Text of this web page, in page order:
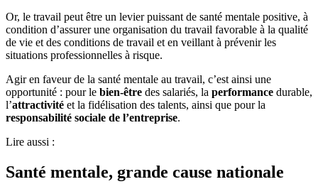
Or, le travail peut être un levier puissant de santé mentale positive, à
condition d’assurer une organisation du travail favorable à la qualité
de vie et des conditions de travail et en veillant à prévenir les
situations professionnelles à risque.
Agir en faveur de la santé mentale au travail, c’est ainsi une
opportunité : pour le bien-être des salariés, la performance durable,
l’attractivité et la fidélisation des talents, ainsi que pour la
responsabilité sociale de l’entreprise.
Lire aussi :
Santé mentale, grande cause nationale